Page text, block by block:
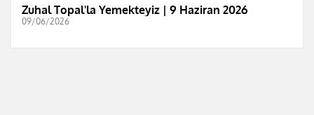
Zuhal Topal'la Yemekteyiz | 9 Haziran 2026
09/06/2026